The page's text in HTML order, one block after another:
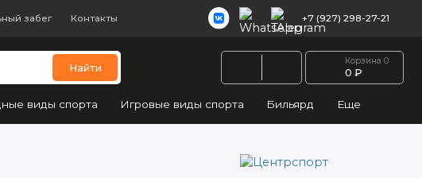
забег Контакты +7 (927) 298-27-21
Найти
Корзина 0
0 ₽
виды спорта Игровые виды спорта Бильярд Еще